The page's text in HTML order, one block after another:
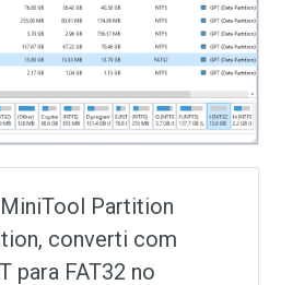
Partition
converti com
para FAT32 no